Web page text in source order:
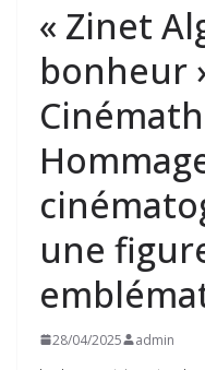
« Zinet
bonheur
une
28/04/2025 admin